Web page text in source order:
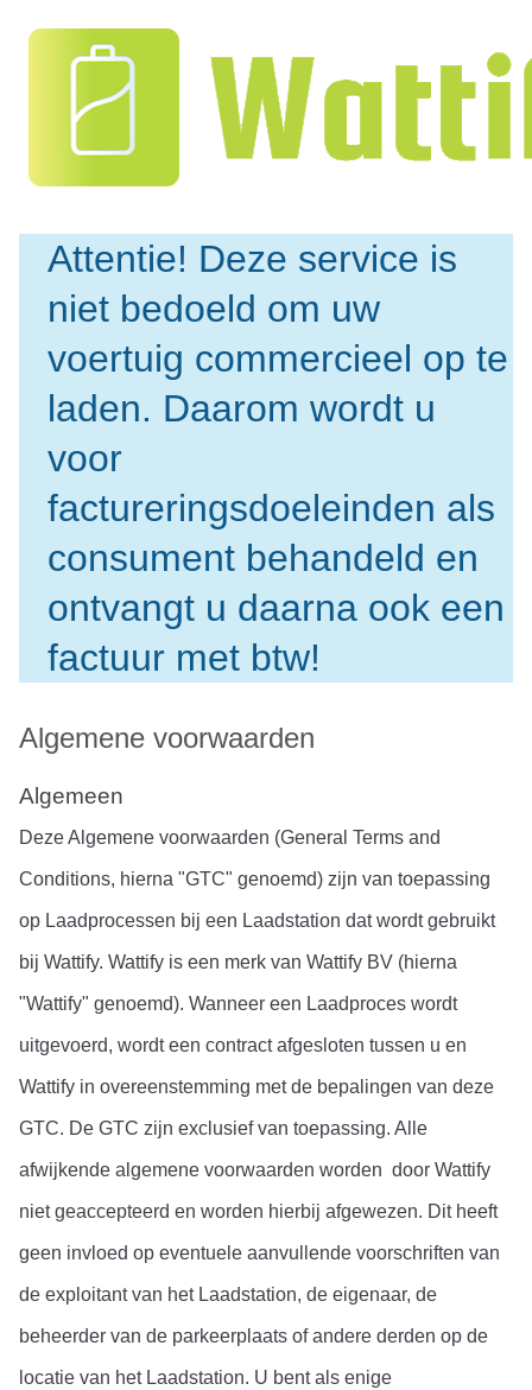
Attentie! Deze service is
niet bedoeld om uw
voertuig commercieel op te
laden. Daarom wordt u
voor
factureringsdoeleinden als
consument behandeld en
ontvangt u daarna ook een
factuur met btw!
Algemene voorwaarden
Algemeen
Deze Algemene voorwaarden (General Terms and
Conditions, hierna "GTC" genoemd) zijn van toepassing
op Laadprocessen bij een Laadstation dat wordt gebruikt
bij Wattify. Wattify is een merk van Wattify BV (hierna
"Wattify" genoemd). Wanneer een Laadproces wordt
uitgevoerd, wordt een contract afgesloten tussen u en
Wattify in overeenstemming met de bepalingen van deze
GTC. De GTC zijn exclusief van toepassing. Alle
afwijkende algemene voorwaarden worden  door Wattify
niet geaccepteerd en worden hierbij afgewezen. Dit heeft
geen invloed op eventuele aanvullende voorschriften van
de exploitant van het Laadstation, de eigenaar, de
beheerder van de parkeerplaats of andere derden op de
locatie van het Laadstation. U bent als enige